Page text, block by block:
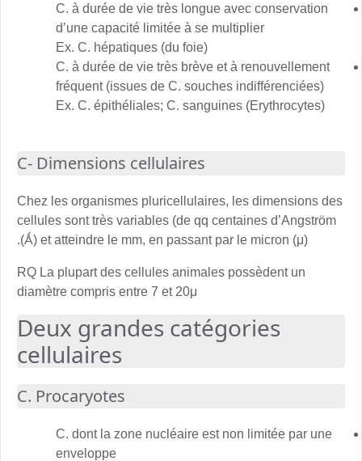
C. à durée de vie très longue avec conservation
d’une capacité limitée à se multiplier
Ex. C. hépatiques (du foie)
C. à durée de vie très brève et à renouvellement
fréquent (issues de C. souches indifférenciées)
Ex. C. épithéliales; C. sanguines (Erythrocytes)
C- Dimensions cellulaires
Chez les organismes pluricellulaires, les dimensions des
cellules sont très variables (de qq centaines d’Angström
(Ǻ) et atteindre le mm, en passant par le micron (μ).
RQ La plupart des cellules animales possèdent un
diamètre compris entre 7 et 20μ
Deux grandes catégories
cellulaires
C. Procaryotes
C. dont la zone nucléaire est non limitée par une
enveloppe